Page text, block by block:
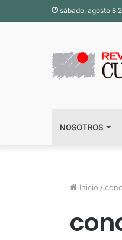
sábado, agosto 8
NOSOTROS
Inicio /